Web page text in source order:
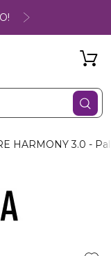
HARMONY 3.0 -